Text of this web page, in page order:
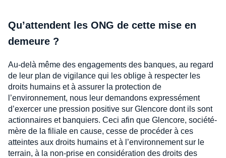
Qu’attendent les ONG de cette mise en
demeure ?
Au-delà même des engagements des banques, au regard
de leur plan de vigilance qui les oblige à respecter les
droits humains et à assurer la protection de
l’environnement, nous leur demandons expressément
d’exercer une pression positive sur Glencore dont ils sont
actionnaires et banquiers. Ceci afin que Glencore, société-
mère de la filiale en cause, cesse de procéder à ces
atteintes aux droits humains et à l’environnement sur le
terrain, à la non-prise en considération des droits des